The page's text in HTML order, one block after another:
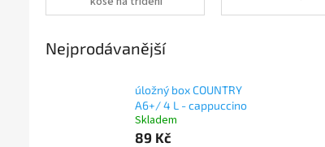
odpadu
Nejprodávanější
úložný box COUNTRY
A6+/ 4 L - cappuccino
Skladem
89 Kč